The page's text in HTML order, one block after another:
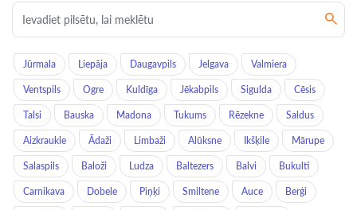
Jūrmala Liepāja Daugavpils Jelgava Valmiera
Ventspils Ogre Kuldīga Jēkabpils Sigulda Cēsis
Talsi Bauska Madona Tukums Rēzekne Saldus
Aizkraukle Ādaži Limbaži Alūksne Ikšķile Mārupe
Salaspils Baloži Ludza Baltezers Balvi Bukulti
Carnikava Dobele Piņķi Smiltene Auce Berģi